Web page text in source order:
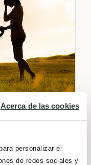
Acerca de las cookies
personalizar el
de redes sociales y
para